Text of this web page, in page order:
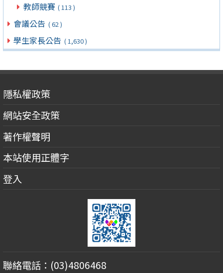
教師競賽 ( 113 )
會議公告 ( 62 )
學生家長公告 ( 1,630 )
隱私權政策
網站安全政策
著作權聲明
本站使用正體字
登入
聯絡電話：(03)4806468